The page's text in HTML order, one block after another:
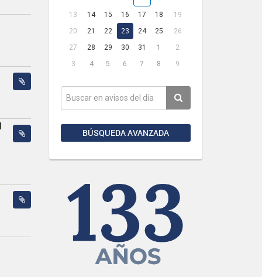
13 14 15 16 17 18
19
20
21 22 23 24 25
26
27
28 29 30 31 1
2
3
4 5 6 7 8 9
BÚSQUEDA AVANZADA